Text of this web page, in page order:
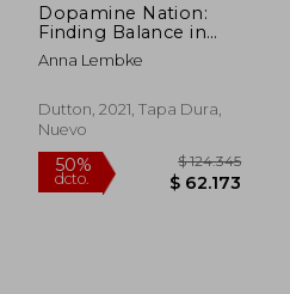
Dopamine Nation:
Finding Balance in
the age of
Indulgence (en
Anna Lembke
Dutton, 2021, Tapa Dura,
Nuevo